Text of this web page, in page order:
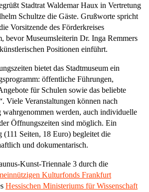
Stadtrat Waldemar Haux in Vertretung
Schultze die Gäste. Grußworte spricht
Vorsitzende des Förderkreises
bevor Museumsleiterin Dr. Inga Remmers
Positionen einführt.
bietet das Stadtmuseum ein
öffentliche Führungen,
für Schulen sowie das beliebte
Viele Veranstaltungen können nach
werden, auch individuelle
Öffnungszeiten sind möglich. Ein
(111 Seiten, 18 Euro) begleitet die
und dokumentarisch.
Kunst-Triennale 3 durch die
Kulturfonds Frankfurt
Hessischen Ministeriums für Wissenschaft